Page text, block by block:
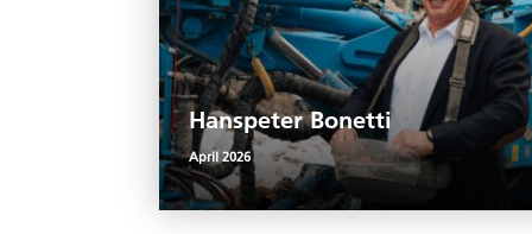
Hanspeter Bonetti
April 2026